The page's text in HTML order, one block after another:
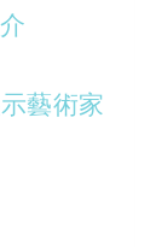
藝術家